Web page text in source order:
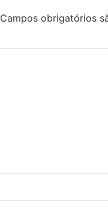
Campos obrigatórios